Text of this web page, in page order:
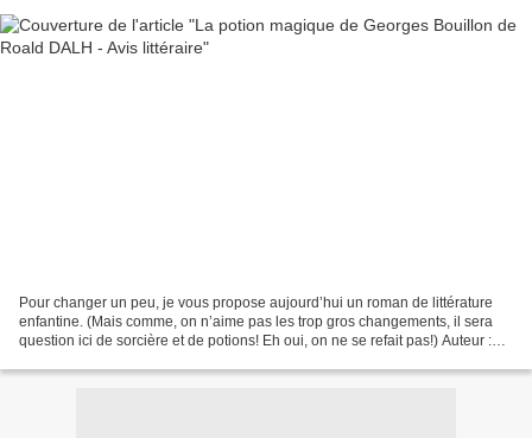
Pour changer un peu, je vous propose aujourd’hui un roman de littérature
enfantine. (Mais comme, on n’aime pas les trop gros changements, il sera
question ici de sorcière et de potions! Eh oui, on ne se refait pas!) Auteur :